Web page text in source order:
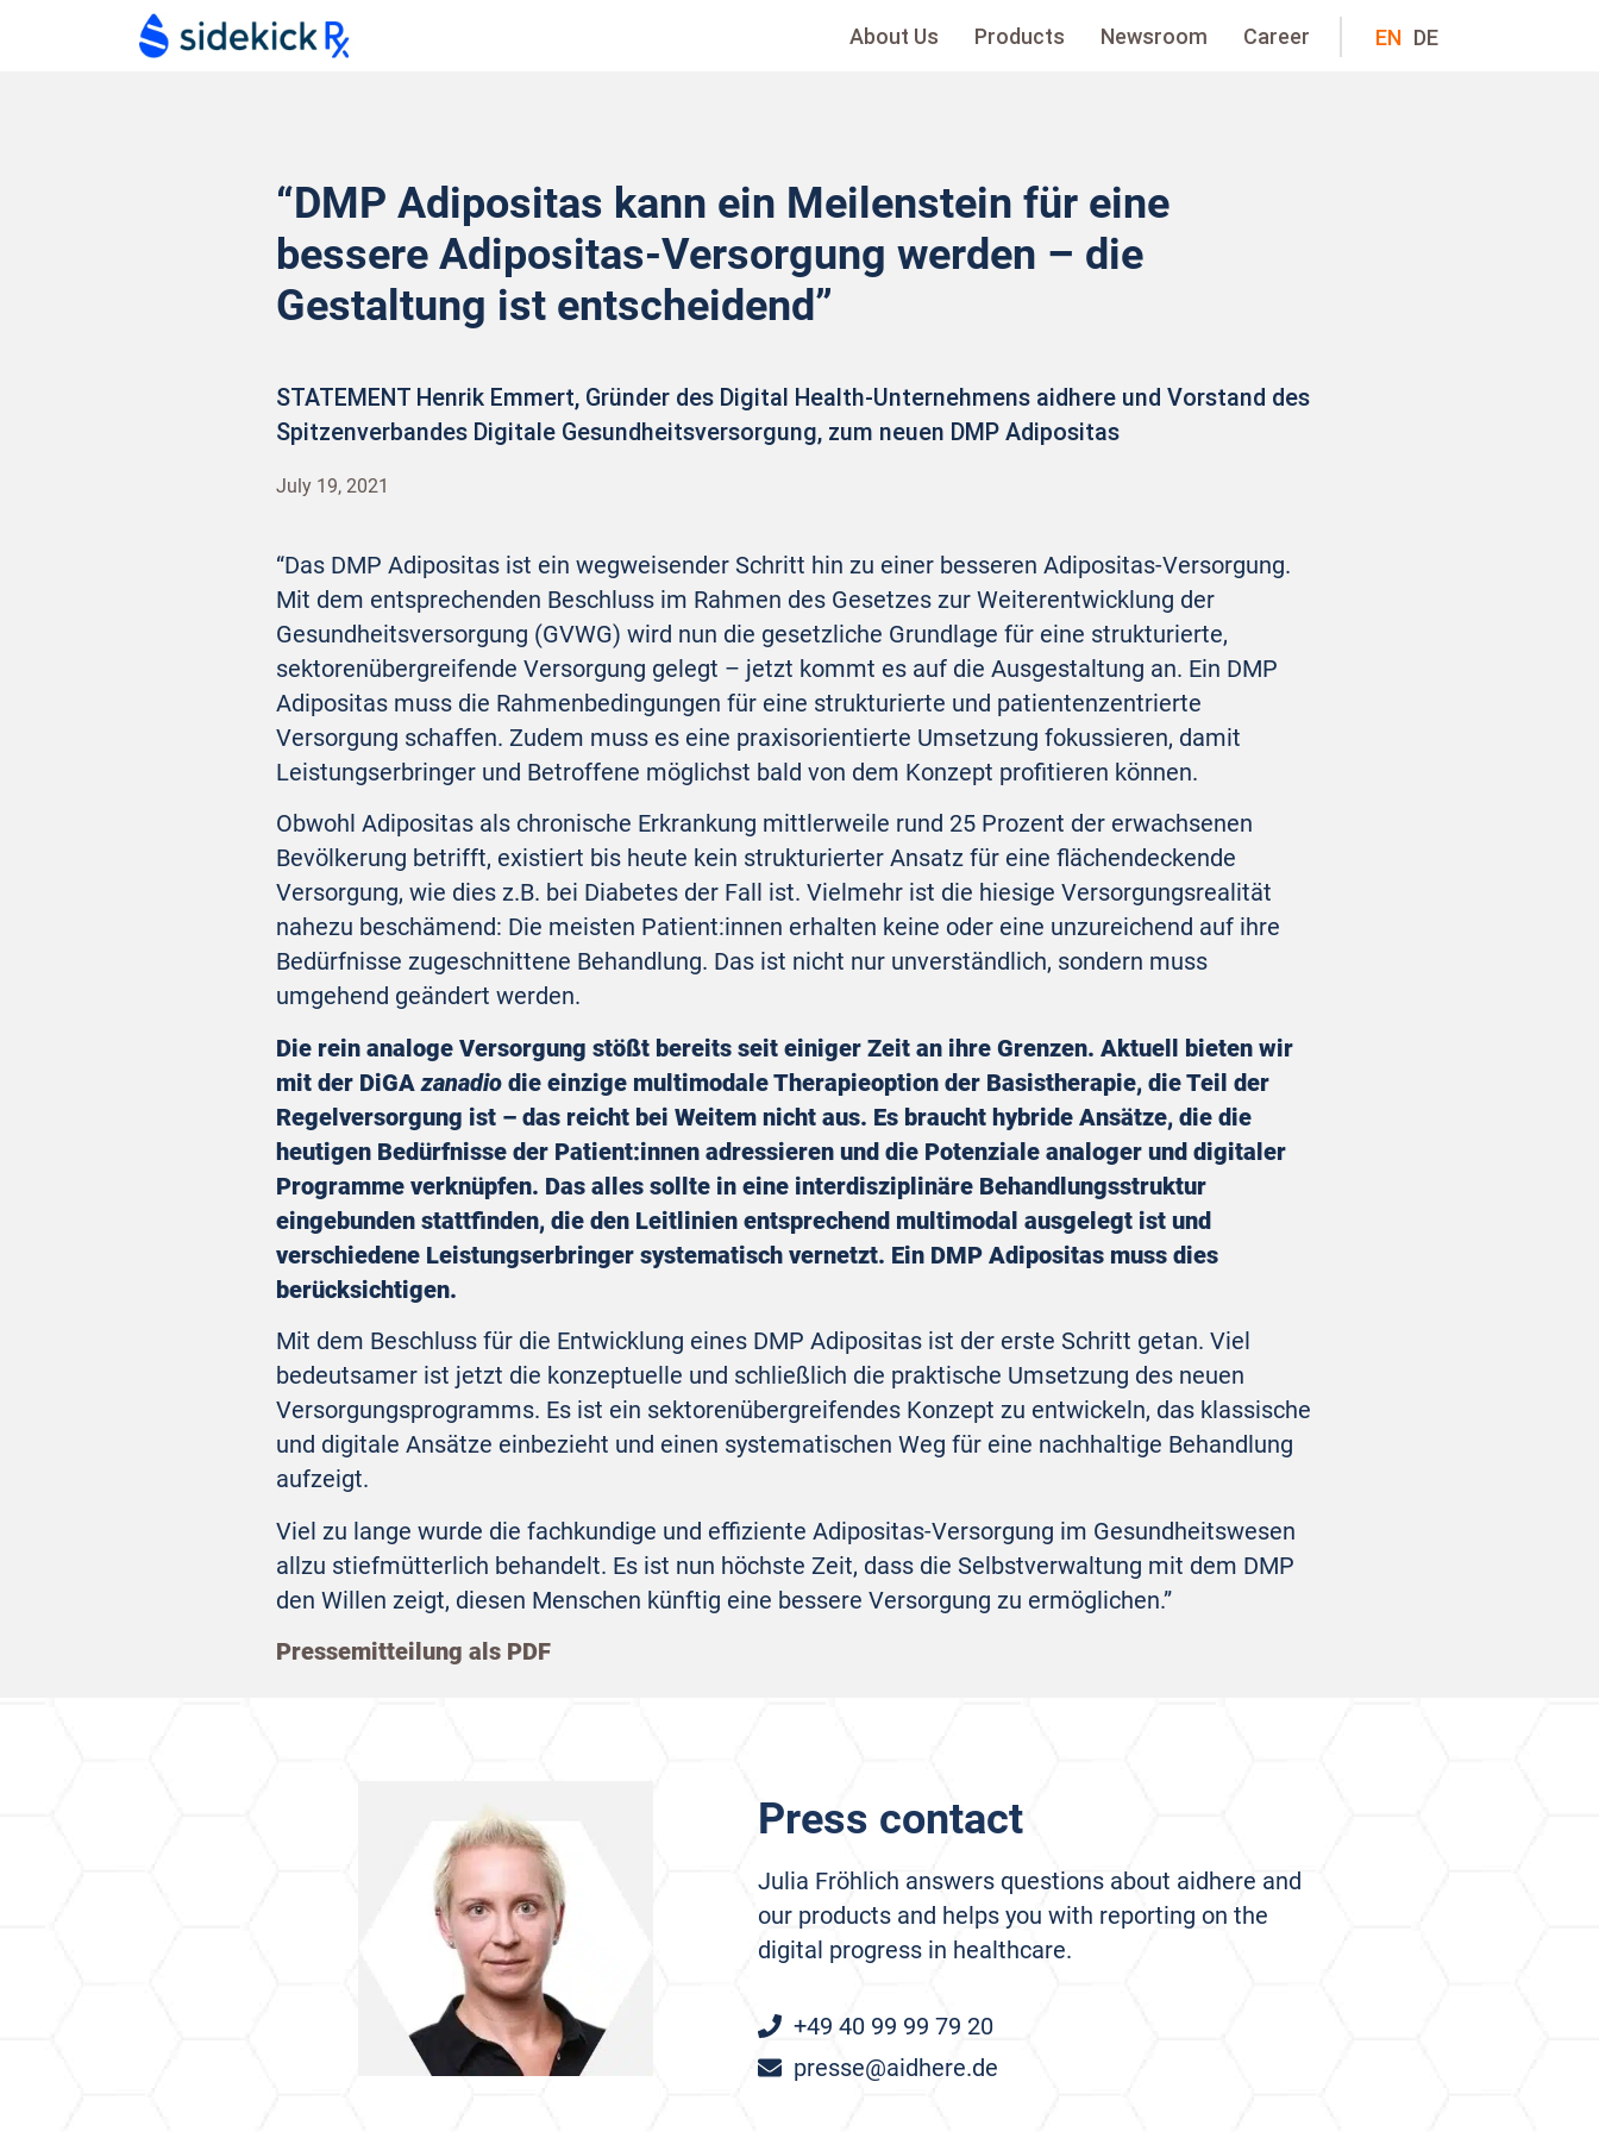
About Us Products Newsroom Career EN DE
“DMP Adipositas kann ein Meilenstein für eine
bessere Adipositas-Versorgung werden – die
Gestaltung ist entscheidend”
STATEMENT Henrik Emmert, Gründer des Digital Health-Unternehmens aidhere und Vorstand des
Spitzenverbandes Digitale Gesundheitsversorgung, zum neuen DMP Adipositas
July 19, 2021
“Das DMP Adipositas ist ein wegweisender Schritt hin zu einer besseren Adipositas-Versorgung.
Mit dem entsprechenden Beschluss im Rahmen des Gesetzes zur Weiterentwicklung der
Gesundheitsversorgung (GVWG) wird nun die gesetzliche Grundlage für eine strukturierte,
sektorenübergreifende Versorgung gelegt – jetzt kommt es auf die Ausgestaltung an. Ein DMP
Adipositas muss die Rahmenbedingungen für eine strukturierte und patientenzentrierte
Versorgung schaffen. Zudem muss es eine praxisorientierte Umsetzung fokussieren, damit
Leistungserbringer und Betroffene möglichst bald von dem Konzept profitieren können.
Obwohl Adipositas als chronische Erkrankung mittlerweile rund 25 Prozent der erwachsenen
Bevölkerung betrifft, existiert bis heute kein strukturierter Ansatz für eine flächendeckende
Versorgung, wie dies z.B. bei Diabetes der Fall ist. Vielmehr ist die hiesige Versorgungsrealität
nahezu beschämend: Die meisten Patient:innen erhalten keine oder eine unzureichend auf ihre
Bedürfnisse zugeschnittene Behandlung. Das ist nicht nur unverständlich, sondern muss
umgehend geändert werden.
Die rein analoge Versorgung stößt bereits seit einiger Zeit an ihre Grenzen. Aktuell bieten wir
mit der DiGAzanadio die einzige multimodale Therapieoption der Basistherapie, die Teil der
Regelversorgung ist – das reicht bei Weitem nicht aus. Es braucht hybride Ansätze, die die
heutigen Bedürfnisse der Patient:innen adressieren und die Potenziale analoger und digitaler
Programme verknüpfen. Das alles sollte in eine interdisziplinäre Behandlungsstruktur
eingebunden stattfinden, die den Leitlinien entsprechend multimodal ausgelegt ist und
verschiedene Leistungserbringer systematisch vernetzt. Ein DMP Adipositas muss dies
berücksichtigen.
Mit dem Beschluss für die Entwicklung eines DMP Adipositas ist der erste Schritt getan. Viel
bedeutsamer ist jetzt die konzeptuelle und schließlich die praktische Umsetzung des neuen
Versorgungsprogramms. Es ist ein sektorenübergreifendes Konzept zu entwickeln, das klassische
und digitale Ansätze einbezieht und einen systematischen Weg für eine nachhaltige Behandlung
aufzeigt.
Viel zu lange wurde die fachkundige und effiziente Adipositas-Versorgung im Gesundheitswesen
allzu stiefmütterlich behandelt. Es ist nun höchste Zeit, dass die Selbstverwaltung mit dem DMP
den Willen zeigt, diesen Menschen künftig eine bessere Versorgung zu ermöglichen.”
Pressemitteilung als PDF
Press contact
Julia Fröhlich answers questions about aidhere and
our products and helps you with reporting on the
digital progress in healthcare.
+49 40 99 99 79 20
presse@aidhere.de